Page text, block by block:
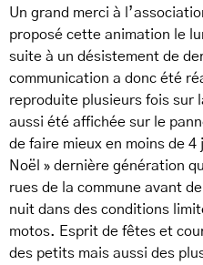
Un grand merci à
proposé cette animation le
suite à un désistement de
communication a donc été
reproduite plusieurs fois sur
aussi été affichée sur le
de faire mieux en moins de
Noël » dernière génération
rues de la commune avant
nuit dans des conditions
motos. Esprit de fêtes et
des petits mais aussi des